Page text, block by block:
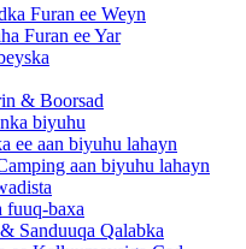
Furan ee Weyn
Furan ee Yar
& Boorsad
biyuhu
ee aan biyuhu lahayn
aan biyuhu lahayn
fuuq-baxa
Sanduuqa Qalabka